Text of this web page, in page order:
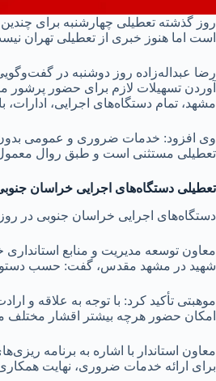
روز گذشته تعطیلی چهارشنبه برای
است اما هنوز خبری از تعطیلی تهران
رضا عبداله‌زاده روز دوشنبه در
آوردن تسهیلات لازم برای حضور پرشور
مشهد، تمام دستگاه‌های اجرایی، ادارات، بانک‌ها و
وی افزود: خدمات ضروری و عمومی بدون
تعطیلی مستثنی است و طبق روال معمول
تعطیلی دستگاه‌های اجرایی خراسان جنوبی
دستگاه‌های اجرایی خراسان جنوبی در روز چهارشنبه ۱۷ تیر براساس دستور
معاون توسعه مدیریت و منابع
شهید در مشهد مقدس، گفت: حسب دستور استاندار،
موهبتی تأکید کرد: با توجه به علاقه و
امکان حضور هرچه بیشتر اقشار
معاون استاندار با اشاره به برنامه
برای ارائه خدمات ضروری، نهایت